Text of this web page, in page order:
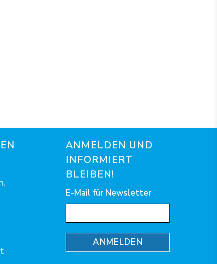
ANMELDEN UND
INFORMIERT
BLEIBEN!
E-Mail für Newsletter
ANMELDEN